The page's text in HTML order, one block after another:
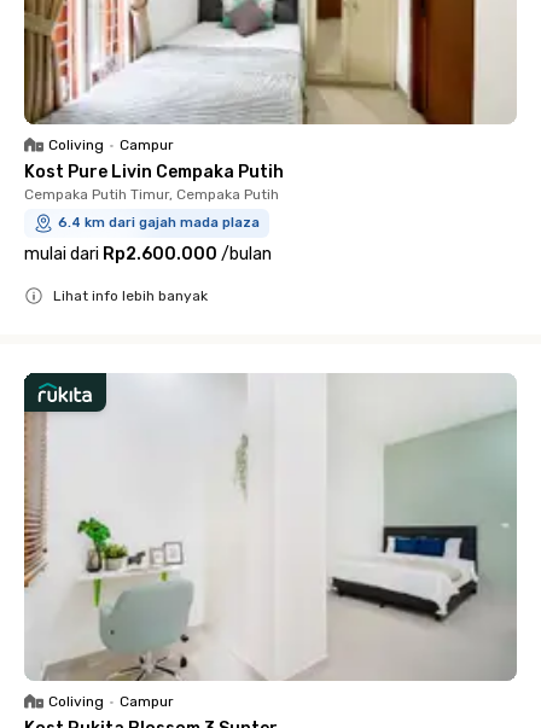
Coliving • Campur
Kost Pure Livin Cempaka Putih
Cempaka Putih Timur, Cempaka Putih
6.4 km dari gajah mada plaza
mulai dari Rp2.600.000 /bulan
Lihat info lebih banyak
Coliving • Campur